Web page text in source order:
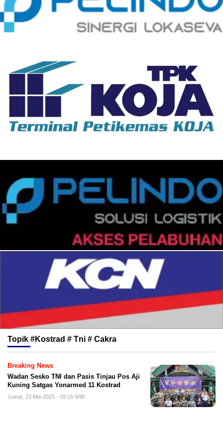
Topik #Kostrad # Tni # Cakra
Breaking News
Wadan Sesko TNI dan Pasis Tinjau Pos Aji
Kuning Satgas Yonarmed 11 Kostrad
Jumat, 23 Mei 2025 - 09:16 WIB